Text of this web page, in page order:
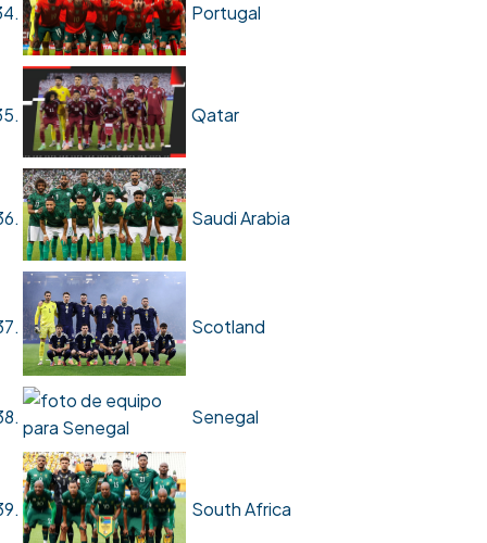
Portugal
Qatar
Saudi Arabia
Scotland
Senegal
South Africa